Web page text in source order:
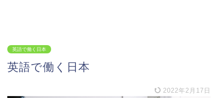
英語で働く日本
英語で働く日本
2022年2月17日